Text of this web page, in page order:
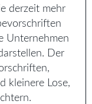
derzeit mehr
Unternehmen
Der
kleinere Lose,